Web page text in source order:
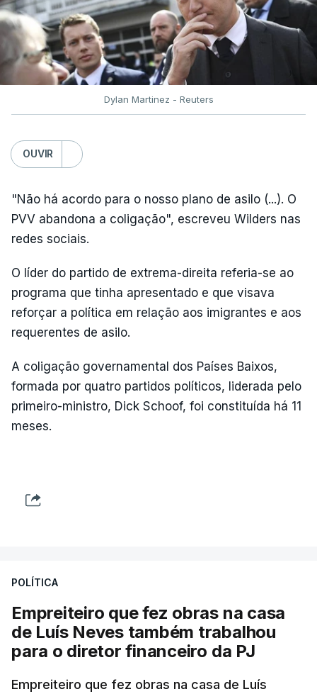
Dylan Martinez - Reuters
OUVIR
"Não há acordo para o nosso plano de asilo (...). O
PVV abandona a coligação", escreveu Wilders nas
redes sociais.
O líder do partido de extrema-direita referia-se ao
programa que tinha apresentado e que visava
reforçar a política em relação aos imigrantes e aos
requerentes de asilo.
A coligação governamental dos Países Baixos,
formada por quatro partidos políticos, liderada pelo
primeiro-ministro, Dick Schoof, foi constituída há 11
meses.
POLÍTICA
Empreiteiro que fez obras na casa
de Luís Neves também trabalhou
para o diretor financeiro da PJ
Empreiteiro que fez obras na casa de Luís